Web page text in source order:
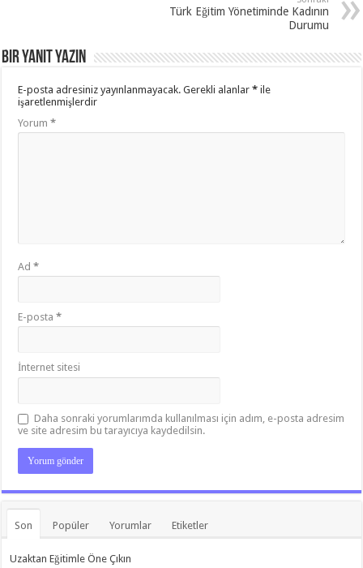
Türk Eğitim Yönetiminde Kadının
Durumu
Bir yanıt yazın
E-posta adresiniz yayınlanmayacak. Gerekli alanlar* ile
işaretlenmişlerdir
Yorum*
Ad*
E-posta*
İnternet sitesi
Daha sonraki yorumlarımda kullanılması için adım, e-posta adresim
ve site adresim bu tarayıcıya kaydedilsin.
Son Popüler Yorumlar Etiketler
Uzaktan Eğitimle Öne Çıkın